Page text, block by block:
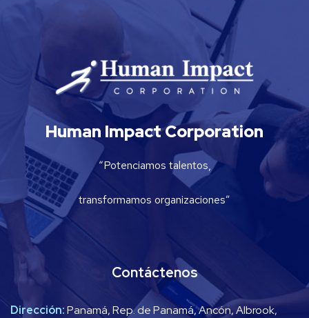
Human Impact Corporation
“Potenciamos talentos,
transformamos organizaciones”
Contáctenos
Dirección:Panamá, Rep. de Panamá, Ancón, Albrook,